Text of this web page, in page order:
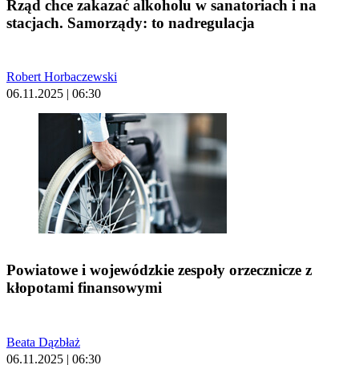
Rząd chce zakazać alkoholu w sanatoriach i na
stacjach. Samorządy: to nadregulacja
Robert Horbaczewski
06.11.2025 | 06:30
Powiatowe i wojewódzkie zespoły orzecznicze z
kłopotami finansowymi
Beata Dązbłaż
06.11.2025 | 06:30